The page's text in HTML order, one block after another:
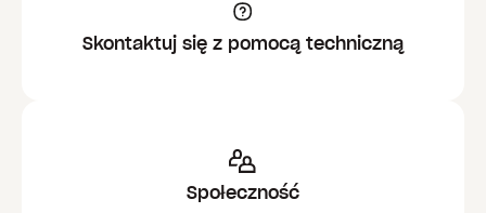
Skontaktuj się z pomocą techniczną
Społeczność